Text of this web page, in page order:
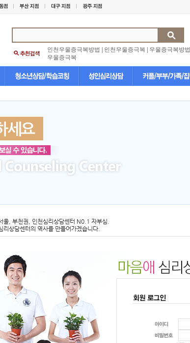
인천우울증극복방법 인천우울증극복 우울증극복방법
우울증극복
울, 부천권, 인천심리상담센터 N0.1 자부심.
리상담센터의 역사를 만들어가겠습니다.